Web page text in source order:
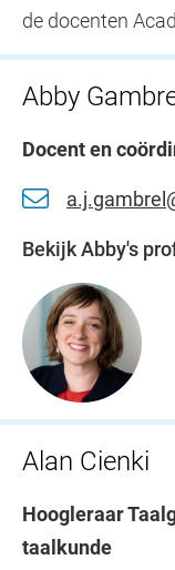
de docenten
Abby
Docent en
Bekijk Abby's
Alan Cienki
Hoogleraar
taalkunde